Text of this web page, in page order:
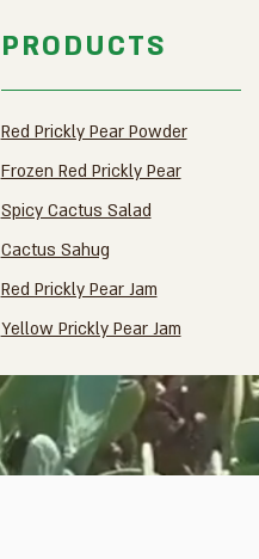
PRODUCTS
Red Prickly Pear Powder
Frozen Red Prickly Pear
Spicy Cactus Salad
Cactus Sahug
Red Prickly Pear Jam
Yellow Prickly Pear Jam